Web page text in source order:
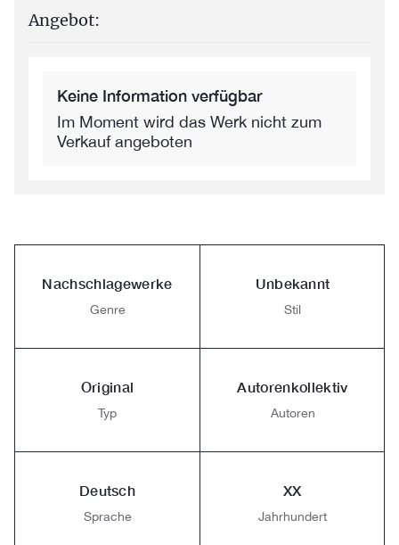
Angebot:
Keine Information verfügbar
Im Moment wird das Werk nicht zum
Verkauf angeboten
Nachschlagewerke
Genre
Unbekannt
Stil
Original
Typ
Autorenkollektiv
Autoren
Deutsch
Sprache
XX
Jahrhundert